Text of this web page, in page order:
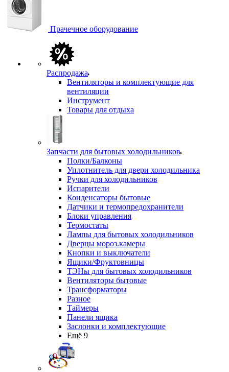
Прачечное оборудование
Распродажа
Вентиляторы и комплектующие для
вентиляции
Инструмент
Товары для отдыха
Запчасти для бытовых холодильников
Полки/Балконы
Уплотнитель для двери холодильника
Ручки для холодильников
Испарители
Конденсаторы бытовые
Датчики и термопредохранители
Блоки управления
Термостаты
Лампы для бытовых холодильников
Дверцы мороз.камеры
Кнопки и выключатели
Ящики/Фруктовницы
ТЭНы для бытовых холодильников
Вентиляторы бытовые
Трансформаторы
Разное
Таймеры
Панели ящика
Заслонки и комплектующие
Ещё 9